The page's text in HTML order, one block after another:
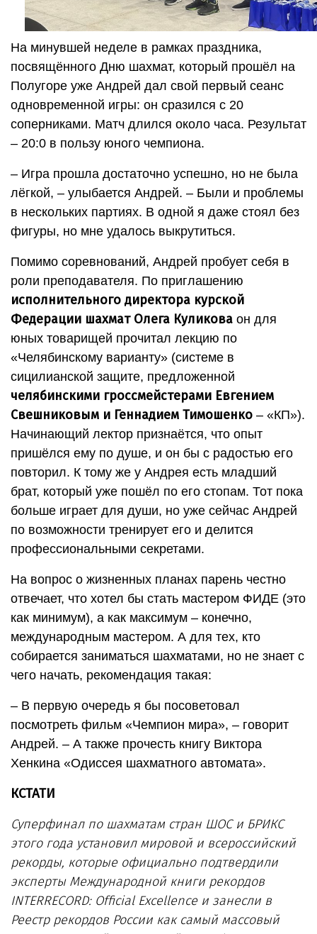
На минувшей неделе в рамках праздника,
посвящённого Дню шахмат, который прошёл на
Полугоре уже Андрей дал свой первый сеанс
одновременной игры: он сразился с 20
соперниками. Матч длился около часа. Результат
– 20:0 в пользу юного чемпиона.
– Игра прошла достаточно успешно, но не была
лёгкой, – улыбается Андрей. – Были и проблемы
в нескольких партиях. В одной я даже стоял без
фигуры, но мне удалось выкрутиться.
Помимо соревнований, Андрей пробует себя в
роли преподавателя. По приглашению
исполнительного директора курской
Федерации шахмат Олега Куликова он для
юных товарищей прочитал лекцию по
«Челябинскому варианту» (системе в
сицилианской защите, предложенной
челябинскими гроссмейстерами Евгением
Свешниковым и Геннадием Тимошенко – «КП»).
Начинающий лектор признаётся, что опыт
пришёлся ему по душе, и он бы с радостью его
повторил. К тому же у Андрея есть младший
брат, который уже пошёл по его стопам. Тот пока
больше играет для души, но уже сейчас Андрей
по возможности тренирует его и делится
профессиональными секретами.
На вопрос о жизненных планах парень честно
отвечает, что хотел бы стать мастером ФИДЕ (это
как минимум), а как максимум – конечно,
международным мастером. А для тех, кто
собирается заниматься шахматами, но не знает с
чего начать, рекомендация такая:
– В первую очередь я бы посоветовал
посмотреть фильм «Чемпион мира», – говорит
Андрей. – А также прочесть книгу Виктора
Хенкина «Одиссея шахматного автомата».
КСТАТИ
Суперфинал по шахматам стран ШОС и БРИКС
этого года установил мировой и всероссийский
рекорды, которые официально подтвердили
эксперты Международной книги рекордов
INTERRECORD: Official Excellence и занесли в
Реестр рекордов России как самый массовый